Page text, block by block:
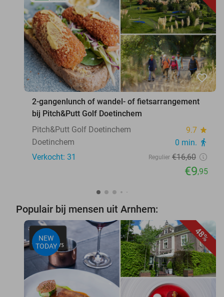
favorite_border
2-gangenlunch of wandel- of fietsarrangement
bij Pitch&Putt Golf Doetinchem
Pitch&Putt Golf Doetinchem
9.7 star
Doetinchem 0 min. directions_walk
Verkocht: 31 Regulier €16,60
€9,95
Populair bij mensen uit Arnhem:
48%
NEW
TODAY